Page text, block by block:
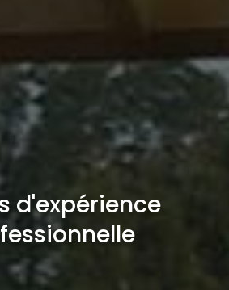
d'expérience